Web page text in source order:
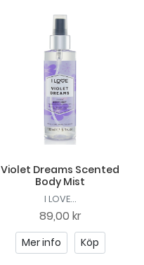
Violet Dreams Scented
Body Mist
I LOVE...
89,00 kr
Mer info Köp